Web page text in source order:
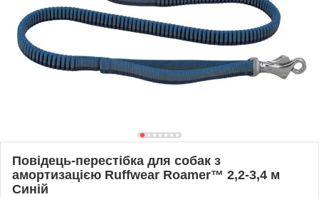
Повідець-перестібка для собак з
амортизацією Ruffwear Roamer™ 2,2-3,4 м
Синій